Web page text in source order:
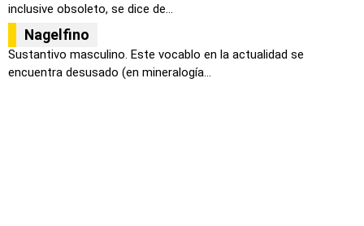
inclusive obsoleto, se dice de...
Nagelfino
Sustantivo masculino. Este vocablo en la actualidad se
encuentra desusado (en mineralogía...